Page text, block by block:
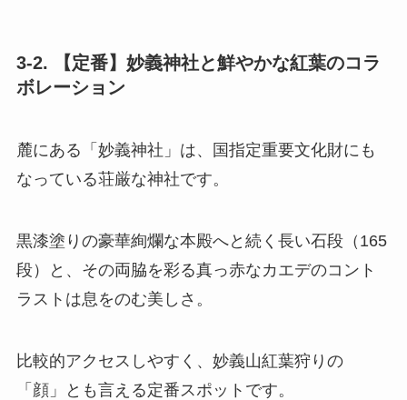
3-2. 【定番】妙義神社と鮮やかな紅葉のコラ
ボレーション
麓にある「妙義神社」は、国指定重要文化財にも
なっている荘厳な神社です。
黒漆塗りの豪華絢爛な本殿へと続く長い石段（165
段）と、その両脇を彩る真っ赤なカエデのコント
ラストは息をのむ美しさ。
比較的アクセスしやすく、妙義山紅葉狩りの
「顔」とも言える定番スポットです。